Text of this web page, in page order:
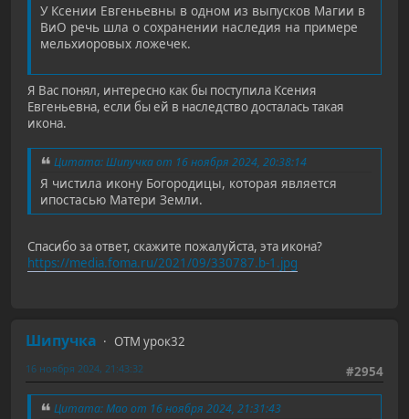
У Ксении Евгеньевны в одном из выпусков Магии в
ВиО речь шла о сохранении наследия на примере
мельхиоровых ложечек.
Я Вас понял, интересно как бы поступила Ксения
Евгеньевна, если бы ей в наследство досталась такая
икона.
Цитата: Шипучка от 16 ноября 2024, 20:38:14
Я чистила икону Богородицы, которая является
ипостасью Матери Земли.
Спасибо за ответ, скажите пожалуйста, эта икона?
https://media.foma.ru/2021/09/330787.b-1.jpg
Шипучка
ОТМ урок32
#2954
16 ноября 2024, 21:43:32
Цитата: Mao от 16 ноября 2024, 21:31:43